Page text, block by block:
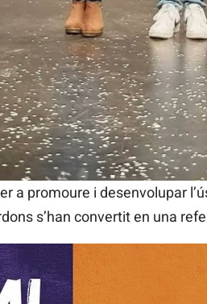
amb la Fundació
al talent literari en valencià.
tindrà lloc aquest dijous 4 de
de la Mar.
del grup El paraíso del
a promoure i desenvolupar
s’han convertit en una